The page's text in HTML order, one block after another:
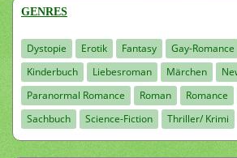
GENRES
Dystopie Erotik Fantasy Gay-Romance
Kinderbuch
Liebesroman Märchen
Paranormal Romance
Roman Romance
Sachbuch
Science-Fiction Thriller/ Krimi